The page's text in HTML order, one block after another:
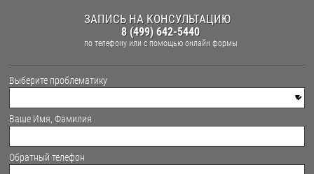
ЗАПИСЬ НА КОНСУЛЬТАЦИЮ
8 (499) 642-5440
по телефонуили с помощью онлайн формы
Выберите проблематику
Ваше Имя, Фамилия
Обратный телефон